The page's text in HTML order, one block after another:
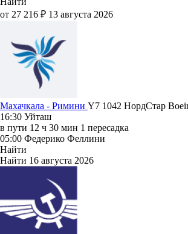
от 27 216 ₽ 13 августа 2026
Махачкала - Римини Y7 1042 НордСтар
16:30 Уйташ
в пути 12 ч 30 мин 1 пересадка
05:00 Федерико Феллини
Найти
Найти 16 августа 2026